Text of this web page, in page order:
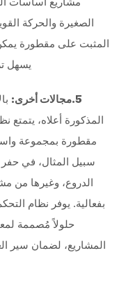
الصغيرة والحركة
المثبت على مقطورة
يسهل
5.مجالات أخرى:
المذكورة أعلاه،
مقطورة بمجموعة
سبيل المثال، في حفر
الدروع، وغيرها من
بفعالية. يوفر نظام
حلولاً مُصممة
المشاريع، لضمان سير